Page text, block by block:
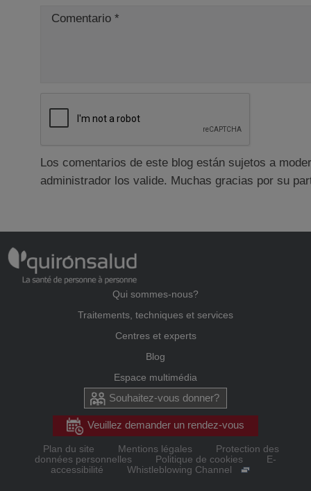
Comentario *
Los comentarios de este blog están sujetos a
administrador los valide. Muchas gracias por su
Qui sommes-nous?
Traitements, techniques et services
Centres et experts
Blog
Espace multimédia
Souhaitez-vous donner?
Veuillez demander un rendez-vous
Plan du site Mentions légales
Protection des
données personnelles
Politique de cookies
E-
accessibilité
Whistleblowing Channel